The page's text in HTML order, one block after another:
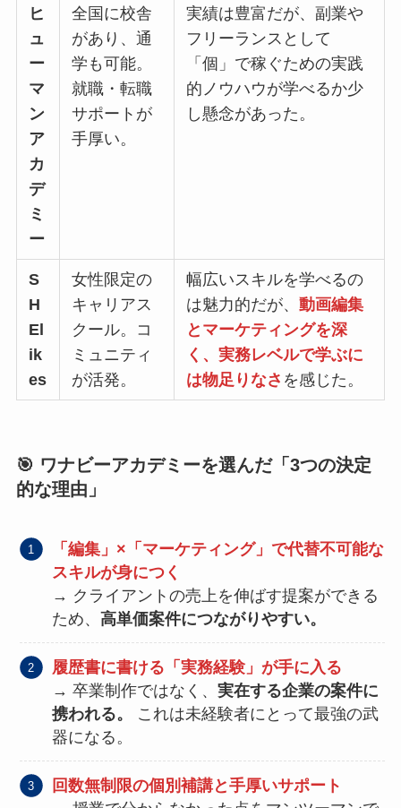
ヒ
ュ
ー
マ
ン
ア
カ
デ
ミ
ー
全国に校舎
があり、通
学も可能。
就職・転職
サポートが
手厚い。
実績は豊富だが、副業や
フリーランスとして
「個」で稼ぐための実践
的ノウハウが学べるか少
し懸念があった。
S
H
El
ik
es
女性限定の
キャリアス
クール。コ
ミュニティ
が活発。
幅広いスキルを学べるの
は魅力的だが、動画編集
とマーケティングを深
く、実務レベルで学ぶに
は物足りなさ を感じた。
🎯 ワナビーアカデミーを選んだ「3つの決定
的な理由」
「編集」×「マーケティング」で代替不可能な
スキルが身につく
→ クライアントの売上を伸ばす提案ができる
ため、高単価案件につながりやすい。
履歴書に書ける「実務経験」が手に入る
→ 卒業制作ではなく、実在する企業の案件に
携われる。
これは未経験者にとって最強の武
器になる。
回数無制限の個別補講と手厚いサポート